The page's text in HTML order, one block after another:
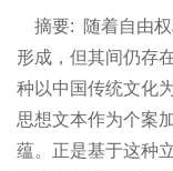
摘要:
随着自由
形成，但其间仍存
种以中国传统文化
思想文本作为个案
蕴。正是基于这种